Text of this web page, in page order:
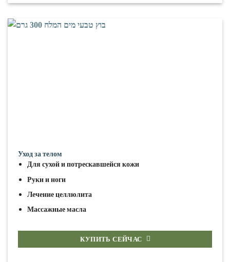
Уход за телом
Для сухой и потрескавшейся кожи
Руки и ноги
Лечение целлюлита
Массажные масла
КУПИТЬ СЕЙЧАС